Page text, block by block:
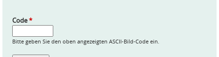
Code*
Bitte geben Sie den oben angezeigten ASCII-Bild-Code ein.